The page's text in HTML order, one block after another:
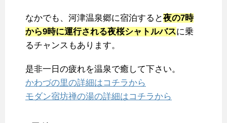
なかでも、河津温泉郷に宿泊すると夜の7時
から9時に運行される夜桜シャトルバスに乗
るチャンスもあります。
是非一日の疲れを温泉で癒して下さい。
かわづの里の詳細はコチラから
モダン宿坊禅の湯の詳細はコチラから